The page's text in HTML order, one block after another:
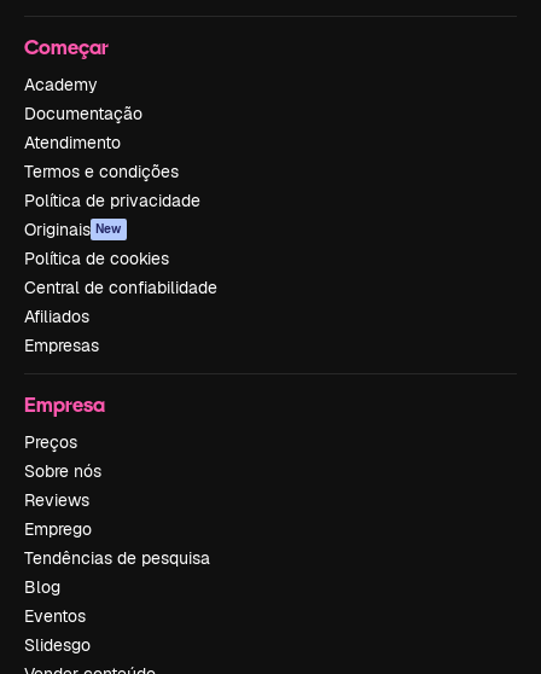
Começar
Academy
Documentação
Atendimento
Termos e condições
Política de privacidade
Originais New
Política de cookies
Central de confiabilidade
Afiliados
Empresas
Empresa
Preços
Sobre nós
Reviews
Emprego
Tendências de pesquisa
Blog
Eventos
Slidesgo